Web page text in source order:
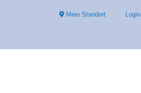
Mein Standort Login